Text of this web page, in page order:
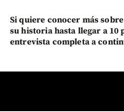
Si quiere conocer más
su historia hasta llegar a 10
entrevista completa a